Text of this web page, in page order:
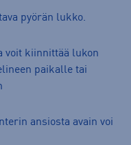
pyörän lukko.
voit kiinnittää lukon
paikalle tai
ansiosta avain voi